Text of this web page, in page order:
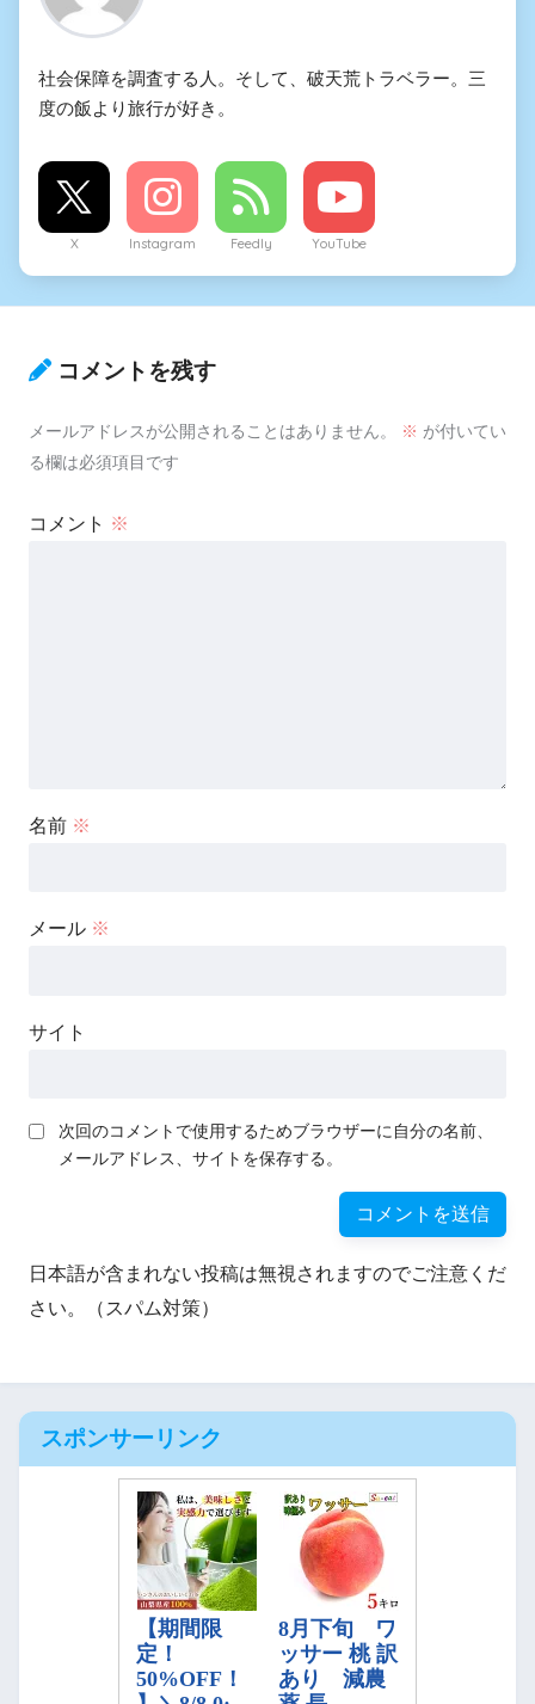
社会保障を調査する人。そして、破天荒トラベラー。三
度の飯より旅行が好き。
X Instagram Feedly YouTube
コメントを残す
メールアドレスが公開されることはありません。 ※ が付いてい
る欄は必須項目です
コメント ※
名前 ※
メール ※
サイト
次回のコメントで使用するためブラウザーに自分の名前、
メールアドレス、サイトを保存する。
日本語が含まれない投稿は無視されますのでご注意くだ
さい。（スパム対策）
スポンサーリンク